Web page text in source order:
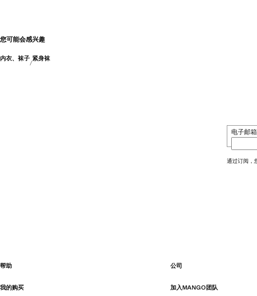
您可能会感兴趣
内衣、袜子 紧身袜
电子邮箱
通过订阅，
帮助 公司
我的购买 加入MANGO团队